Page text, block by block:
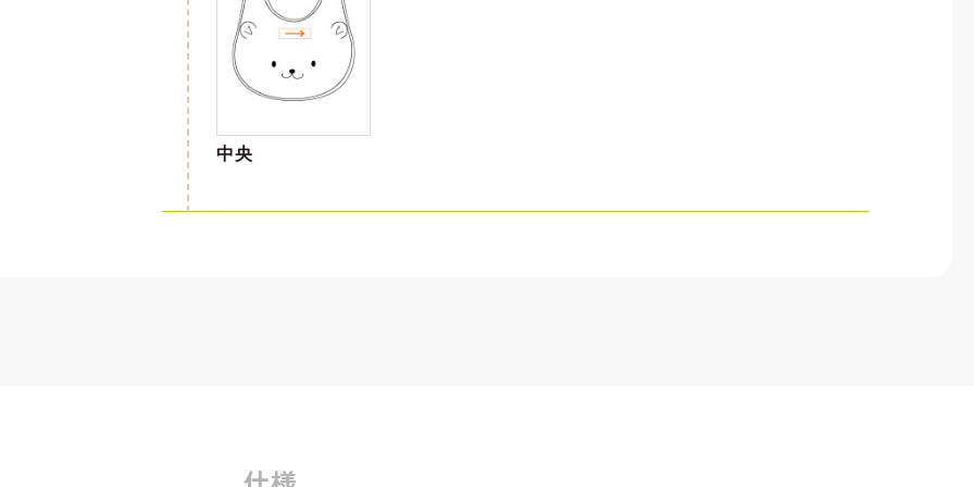
中央